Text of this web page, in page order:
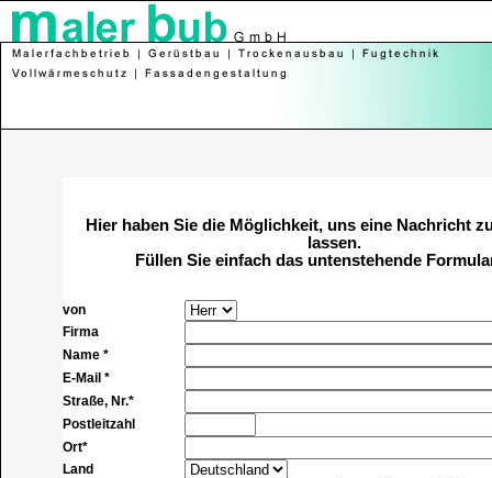
Hier haben Sie die Möglichkeit, uns eine Nachricht
lassen.
Füllen Sie einfach das untenstehende
von
Firma
Name *
E-Mail *
Straße, Nr.*
Postleitzahl
Ort*
Land